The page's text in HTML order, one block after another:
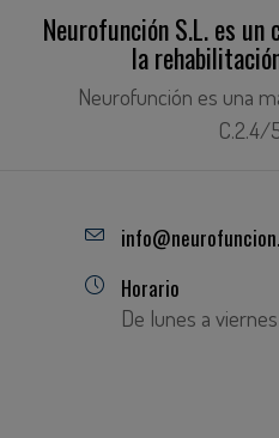
Neurofunción S.L. es
la
Neurofunción es una
Horario
De lunes a